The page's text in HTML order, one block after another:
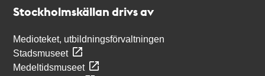
Stockholmskällan drivs av
Medioteket, utbildningsförvaltningen
Stadsmuseet
Medeltidsmuseet